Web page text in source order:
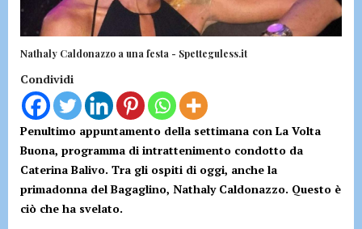
Nathaly Caldonazzo a una festa - Spetteguless.it
Condividi
Penultimo appuntamento della settimana con La Volta
Buona, programma di intrattenimento condotto da
Caterina Balivo. Tra gli ospiti di oggi, anche la
primadonna del Bagaglino, Nathaly Caldonazzo. Questo è
ciò che ha svelato.